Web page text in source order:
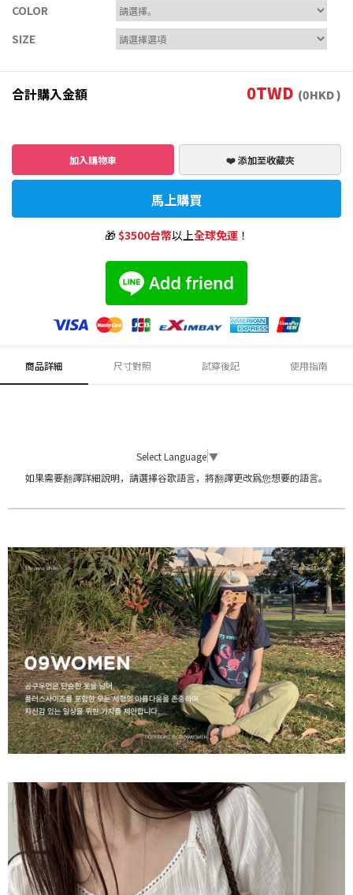
COLOR
SIZE
合計購入金額 0TWD (0HKD )
加入購物車 ❤️ 添加至收藏夾
馬上購買
🎁$3500台幣以上全球免運！
商品詳細 尺寸對照 試穿後記 使用指南
Select Language ▼
如果需要翻譯詳細說明，請選擇谷歌語言，將翻譯更改爲您想要的語言。